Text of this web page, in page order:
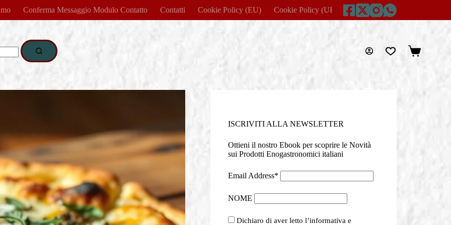
Conferma Messaggio Modulo Contatto Contatti Cookie Policy (EU) Cookie Policy (UK) Disclaimer
Carrello
ISCRIVITI ALLA NEWSLETTER
Ottieni il nostro Ebook per scoprire le Novità
sui Prodotti Enogastronomici italiani
Email Address*
NOME
Dichiaro di aver letto l’informativa e